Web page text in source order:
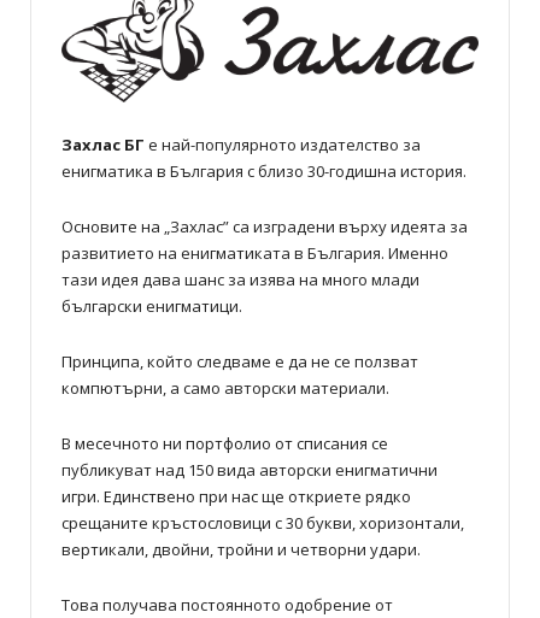
Захлас БГ е най-популярното издателство за
енигматика в България с близо 30-годишна история.
Основите на „Захлас” са изградени върху идеята за
развитието на енигматиката в България. Именно
тази идея дава шанс за изява на много млади
български енигматици.
Принципа, който следваме е да не се ползват
компютърни, а само авторски материали.
В месечното ни портфолио от списания се
публикуват над 150 вида авторски енигматични
игри. Единствено при нас ще откриете рядко
срещаните кръстословици с 30 букви, хоризонтали,
вертикали, двойни, тройни и четворни удари.
Това получава постоянното одобрение от